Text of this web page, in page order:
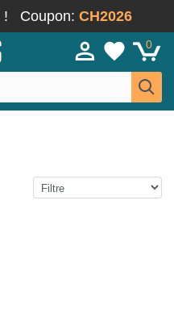
! Coupon: CH2026
0